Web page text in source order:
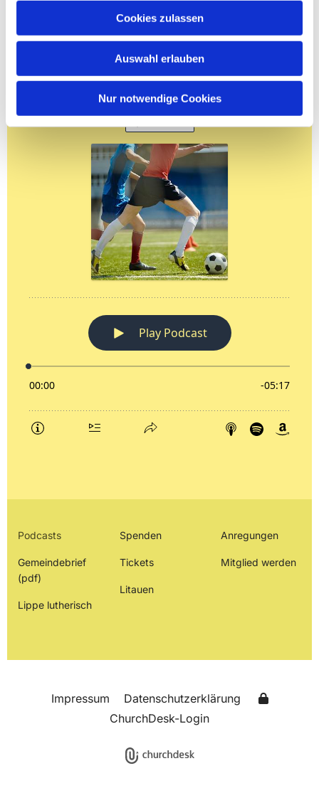
Cookies zulassen
Auswahl erlauben
Nur notwendige Cookies
Podcasts
Gemeindebrief
(pdf)
Lippe lutherisch
Spenden
Tickets
Litauen
Anregungen
Mitglied werden
Impressum
Datenschutzerklärung
ChurchDesk-Login